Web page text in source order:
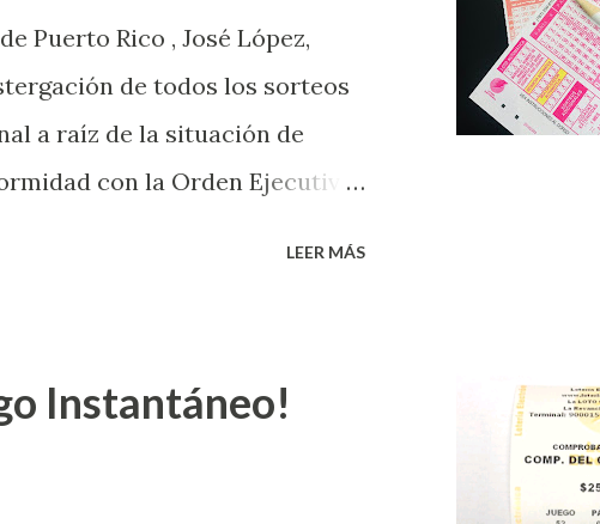
Puerto Rico , José López,
de todos los sorteos
a raíz de la situación de
con la Orden Ejecutiva
López explicó que el
Unidos y los
del mismo a través
LEER MÁS
Instantáneo!